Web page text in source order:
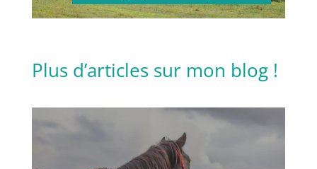
Plus d’articles sur mon blog !